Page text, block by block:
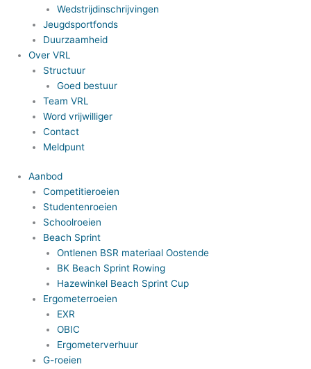
Wedstrijdinschrijvingen
Jeugdsportfonds
Duurzaamheid
Over VRL
Structuur
Goed bestuur
Team VRL
Word vrijwilliger
Contact
Meldpunt
Aanbod
Competitieroeien
Studentenroeien
Schoolroeien
Beach Sprint
Ontlenen BSR materiaal Oostende
BK Beach Sprint Rowing
Hazewinkel Beach Sprint Cup
Ergometerroeien
EXR
OBIC
Ergometerverhuur
G-roeien